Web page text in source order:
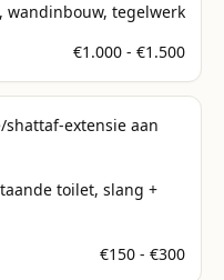
wandinbouw, tegelwerk
€1.000 - €1.500
extensie aan
toilet, slang +
€150 - €300